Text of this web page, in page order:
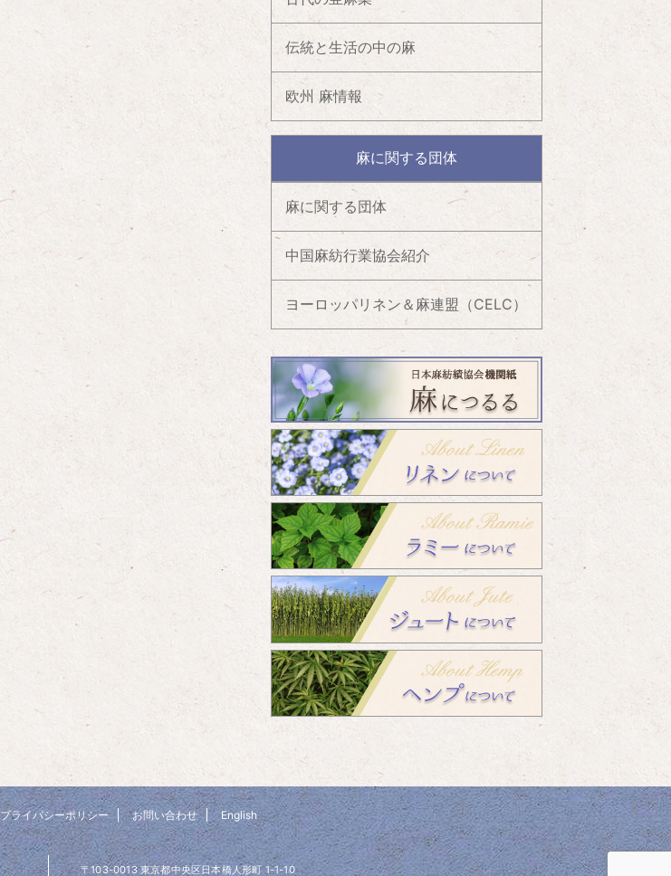
伝統と生活の中の麻
欧州 麻情報
麻に関する団体
麻に関する団体
中国麻紡行業協会紹介
ヨーロッパリネン＆麻連盟（CELC）
プライバシーポリシー お問い合わせ English
〒103-0013 東京都中央区日本橋人形町 1-1-10